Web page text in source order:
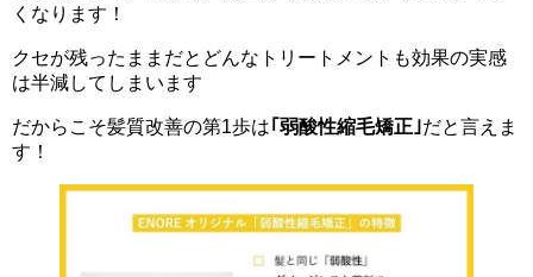
くなります！
クセが残ったままだとどんなトリートメントも効果の実感
は半減してしまいます
だからこそ髪質改善の第1歩は｢弱酸性縮毛矯正｣だと言えま
す！